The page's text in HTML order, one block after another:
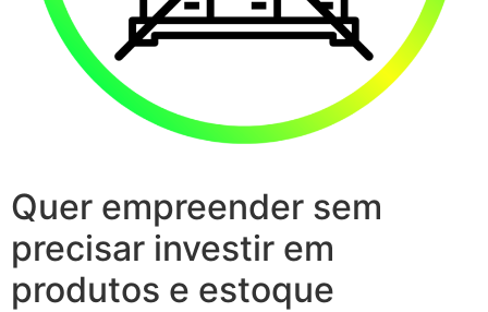
Quer empreender sem
precisar investir em
produtos e estoque